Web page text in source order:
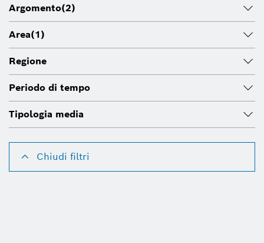
Argomento(2)
Area(1)
Regione
Periodo di tempo
Tipologia media
Chiudi filtri